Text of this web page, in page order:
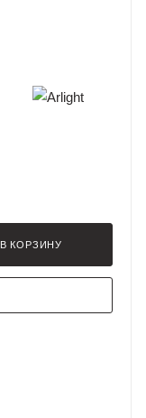
В КОРЗИНУ